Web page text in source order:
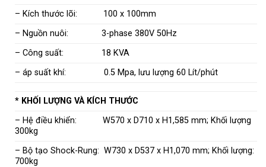
– Kích thước lõi: 100 x 100mm
– Nguồn nuôi: 3-phase 380V 50Hz
– Công suất: 18 KVA
– áp suất khí: 0.5 Mpa, lưu lượng 60 Lít/phút
* KHỐI LƯỢNG VÀ KÍCH THƯỚC
– Hệ điều khiển: W570 x D710 x H1,585 mm; Khối lượng
300kg
– Bộ tạo Shock-Rung: W730 x D537 x H1,070 mm; Khối lượng:
700kg